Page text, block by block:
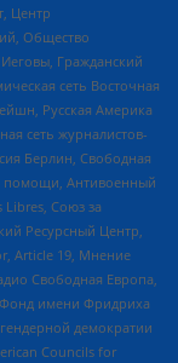
Центр
Общество
Гражданский
сеть Восточная
Русская Америка
сеть журналистов-
Берлин, Свободная
помощи, Антивоенный
Libres, Союз за
Ресурсный Центр,
Article 19, Мнение
Свободная Европа,
имени Фридриха
демократии
Councils for